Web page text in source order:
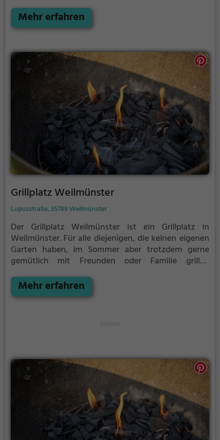
Holz.
Mehr erfahren
Grillplatz Weilmünster
Lupusstraße, 35789 Weilmünster
Der Grillplatz Weilmünster ist ein Grillplatz in
Weilmünster. Für alle diejenigen, die keinen eigenen
Garten haben, im Sommer aber trotzdem gerne
gemütlich mit Freunden oder Familie grillen
Mehr erfahren